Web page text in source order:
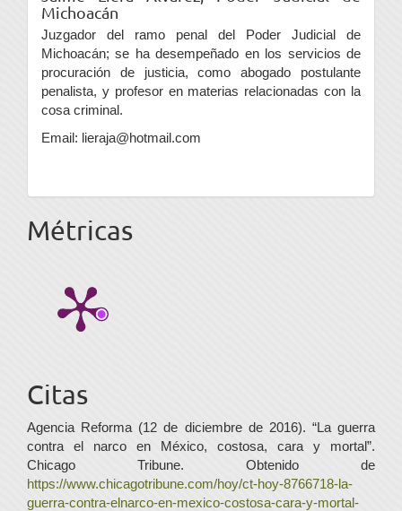
Michoacán
Juzgador del ramo penal del Poder Judicial de
Michoacán; se ha desempeñado en los servicios de
procuración de justicia, como abogado postulante
penalista, y profesor en materias relacionadas con la
cosa criminal.
Email: lieraja@hotmail.com
Métricas
Citas
Agencia Reforma (12 de diciembre de 2016). “La guerra
contra el narco en México, costosa, cara y mortal”.
Chicago Tribune. Obtenido de
https://www.chicagotribune.com/hoy/ct-hoy-8766718-la-
guerra-contra-elnarco-en-mexico-costosa-cara-y-mortal-